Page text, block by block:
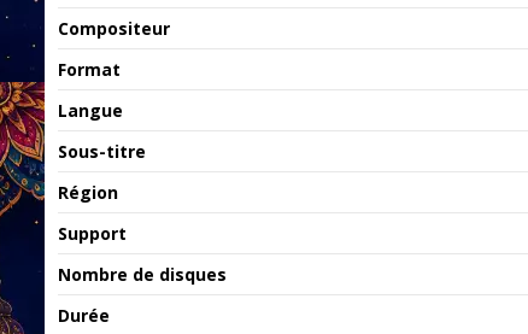
Compositeur
Format
Langue
Sous-titre
Région
Support
Nombre de disques
Durée